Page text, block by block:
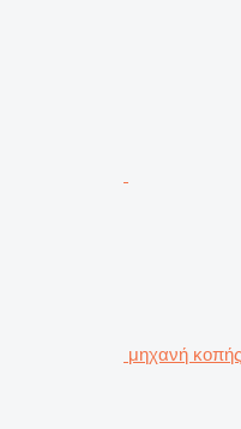
μηχανή